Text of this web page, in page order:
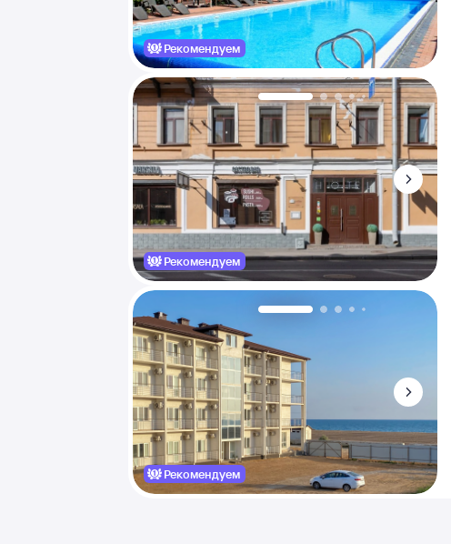
Рекомендуем
Рекомендуем
Рекомендуем